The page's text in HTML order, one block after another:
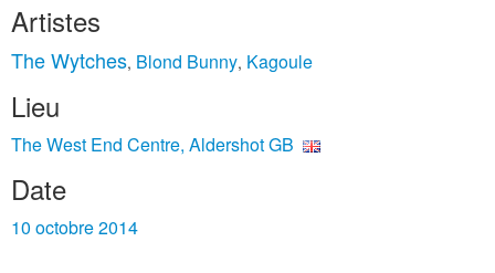
Artistes
The Wytches, Blond Bunny, Kagoule
Lieu
The West End Centre, Aldershot GB
Date
10 octobre 2014